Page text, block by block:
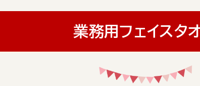
業務用フェイスタ